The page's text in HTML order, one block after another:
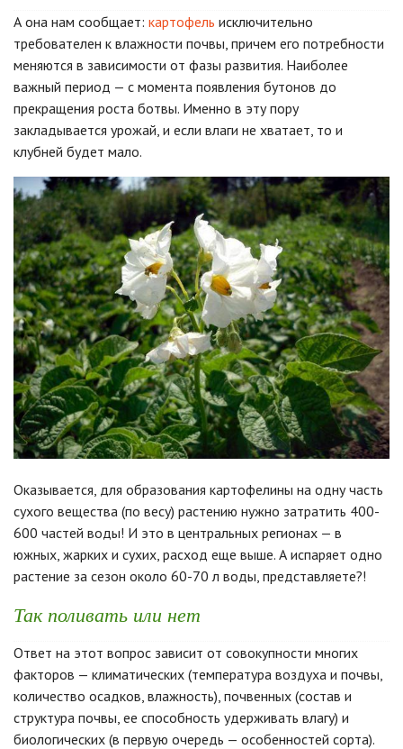
А она нам сообщает: картофель исключительно
требователен к влажности почвы, причем его потребности
меняются в зависимости от фазы развития. Наиболее
важный период — с момента появления бутонов до
прекращения роста ботвы. Именно в эту пору
закладывается урожай, и если влаги не хватает, то и
клубней будет мало.
Оказывается, для образования картофелины на одну часть
сухого вещества (по весу) растению нужно затратить 400-
600 частей воды! И это в центральных регионах — в
южных, жарких и сухих, расход еще выше. А испаряет одно
растение за сезон около 60-70 л воды, представляете?!
Так поливать или нет
Ответ на этот вопрос зависит от совокупности многих
факторов — климатических (температура воздуха и почвы,
количество осадков, влажность), почвенных (состав и
структура почвы, ее способность удерживать влагу) и
биологических (в первую очередь — особенностей сорта).